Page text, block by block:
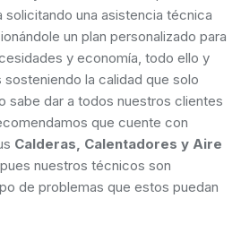
una asistencia técnica
un plan personalizado para
y economía, todo ello y
la calidad que solo
sabe dar a todos nuestros clientes
que cuente con
Calderas, Calentadores y Aire
nuestros técnicos son
de problemas que estos puedan